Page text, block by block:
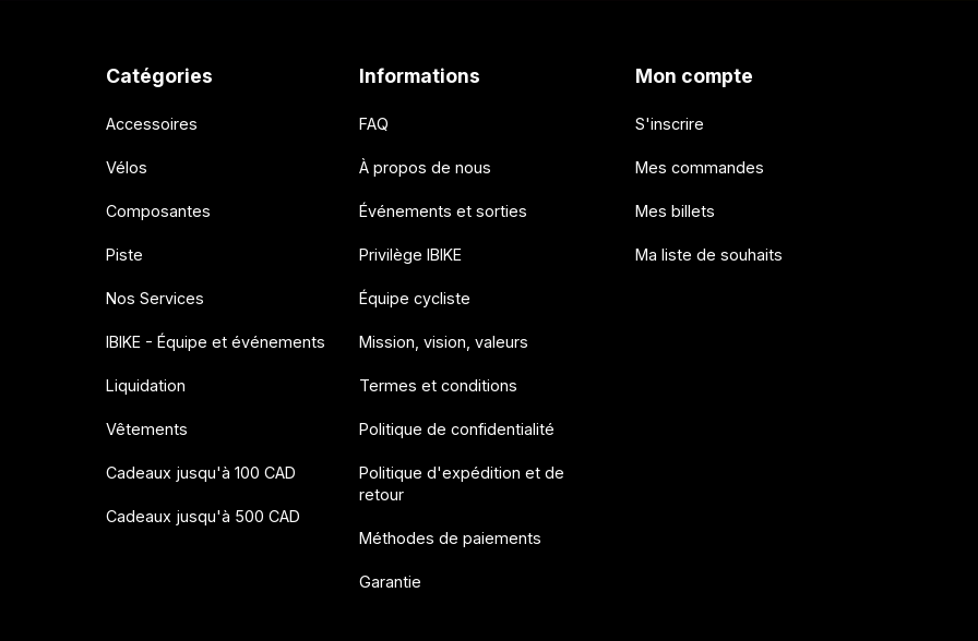
Catégories
Accessoires
Vélos
Composantes
Piste
Nos Services
IBIKE - Équipe et événements
Liquidation
Vêtements
Cadeaux jusqu'à 100 CAD
Cadeaux jusqu'à 500 CAD
Informations
FAQ
À propos de nous
Événements et sorties
Privilège IBIKE
Équipe cycliste
Mission, vision, valeurs
Termes et conditions
Politique de confidentialité
Politique d'expédition et de
retour
Méthodes de paiements
Garantie
Mon compte
S'inscrire
Mes commandes
Mes billets
Ma liste de souhaits